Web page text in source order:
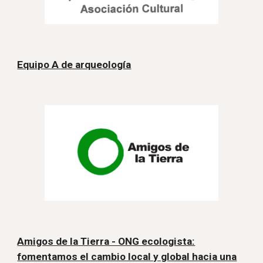
Equipo A de arqueología
Amigos de la Tierra - ONG ecologista:
fomentamos el cambio local y global hacia una